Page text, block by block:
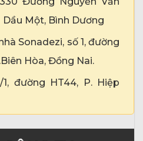
Dầu Một, Bình Dương
Sonadezi, số 1, đường
Hòa, Đồng Nai.
đường HT44, P. Hiệp